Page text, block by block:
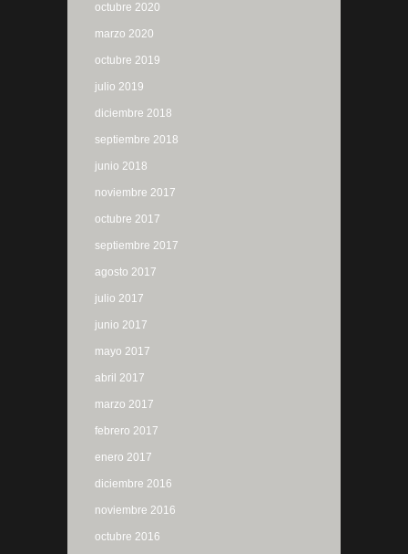
octubre 2020
marzo 2020
octubre 2019
julio 2019
diciembre 2018
septiembre 2018
junio 2018
noviembre 2017
octubre 2017
septiembre 2017
agosto 2017
julio 2017
junio 2017
mayo 2017
abril 2017
marzo 2017
febrero 2017
enero 2017
diciembre 2016
noviembre 2016
octubre 2016